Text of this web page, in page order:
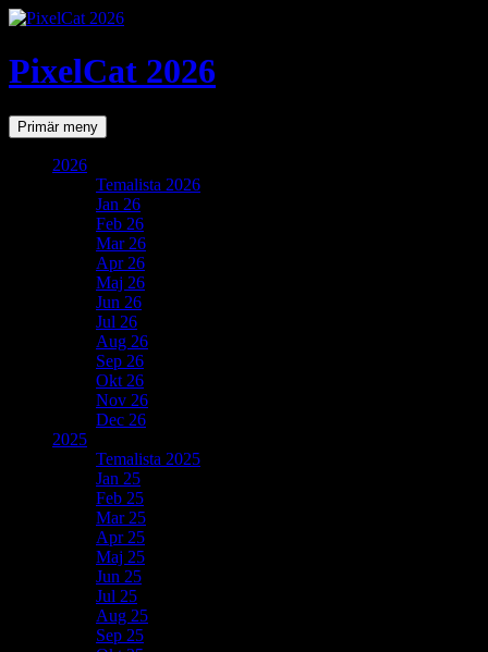
PixelCat 2026
SökPrimär meny Gå
till
2026
Temalista 2026
Jan 26
Feb 26
Mar 26
Apr 26
Maj 26
Jun 26
Jul 26
Aug 26
Sep 26
Okt 26
Nov 26
Dec 26
2025
Temalista 2025
Jan 25
Feb 25
Mar 25
Apr 25
Maj 25
Jun 25
Jul 25
Aug 25
Sep 25